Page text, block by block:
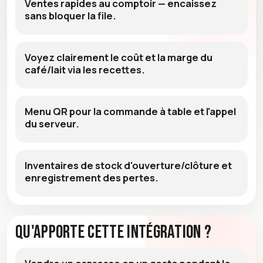
Ventes rapides au comptoir — encaissez
sans bloquer la file.
Voyez clairement le coût et la marge du
café/lait via les recettes.
Menu QR pour la commande à table et l'appel
du serveur.
Inventaires de stock d'ouverture/clôture et
enregistrement des pertes.
Qu'apporte cette intégration ?